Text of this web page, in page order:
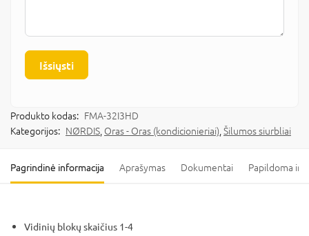
Išsiųsti
Produkto kodas: FMA-32I3HD
Kategorijos: NØRDIS, Oras - Oras (kondicionieriai),Šilumos siurbliai
Pagrindinė informacija Aprašymas Dokumentai Papildoma
Vidinių blokų skaičius 1-4